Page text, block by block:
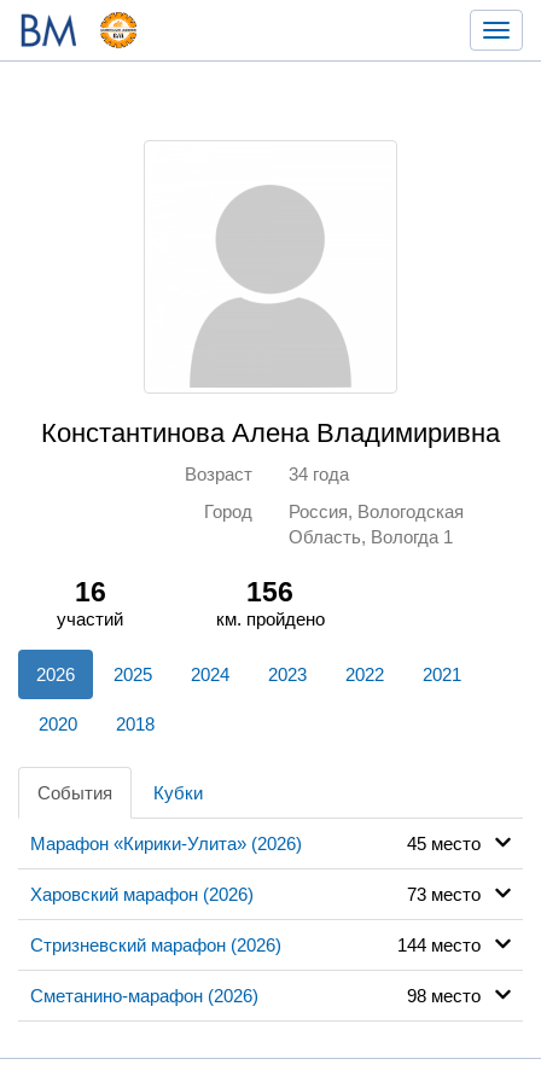
Константинова Алена Владимиривна
Возраст
34 года
Город
Россия, Вологодская
Область, Вологда 1
16
участий
156
км. пройдено
2026 2025 2024 2023 2022 2021
2020 2018
События Кубки
Марафон «Кирики-Улита» (2026) 45 место
Харовский марафон (2026) 73 место
Стризневский марафон (2026) 144 место
Сметанино-марафон (2026) 98 место